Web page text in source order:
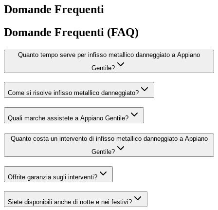
Domande Frequenti
Domande Frequenti (FAQ)
Quanto tempo serve per infisso metallico danneggiato a Appiano
Gentile?
Come si risolve infisso metallico danneggiato?
Quali marche assistete a Appiano Gentile?
Quanto costa un intervento di infisso metallico danneggiato a Appiano
Gentile?
Offrite garanzia sugli interventi?
Siete disponibili anche di notte e nei festivi?